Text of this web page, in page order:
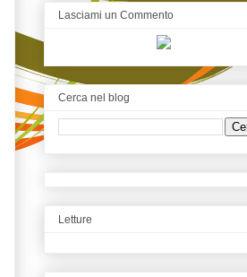
Lasciami un Commento
Cerca nel blog
Letture